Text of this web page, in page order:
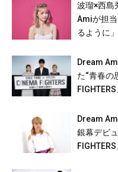
波瑠×西島
Amiが担
るように」
Dream
た“青春の
Dream
銀幕デビ